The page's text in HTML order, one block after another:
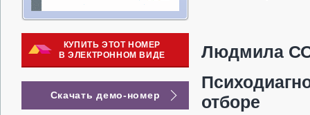
КУПИТЬ ЭТОТ НОМЕР
В ЭЛЕКТРОННОМ ВИДЕ
Скачать демо-номер
Людмила
отборе